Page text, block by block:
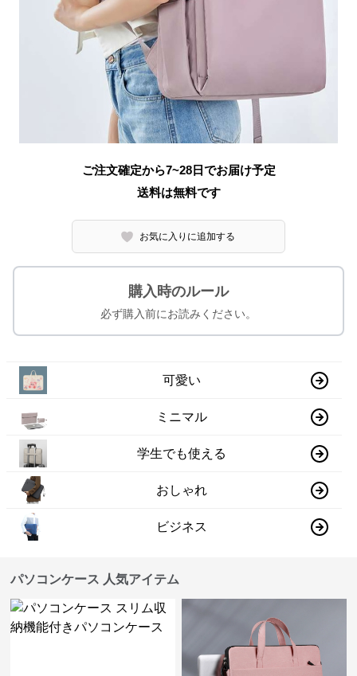
ご注文確定から7~28日でお届け予定
送料は無料です
お気に入りに追加する
購入時のルール
必ず購入前にお読みください。
可愛い
ミニマル
学生でも使える
おしゃれ
ビジネス
パソコンケース 人気アイテム